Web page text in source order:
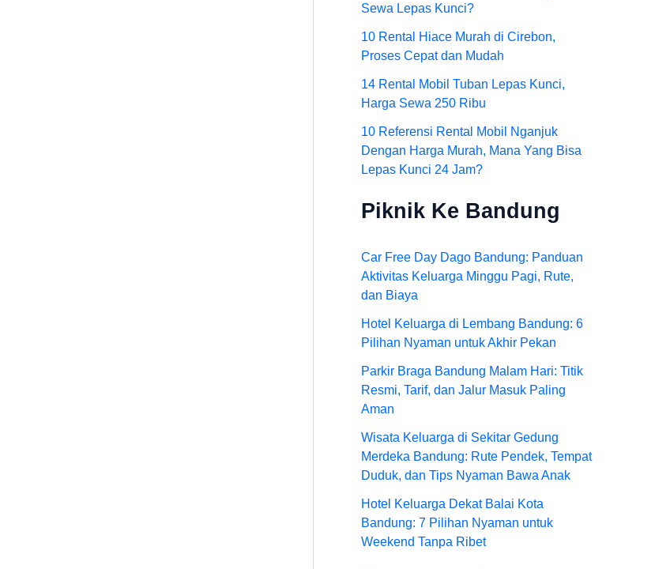
Sewa Lepas Kunci?
10 Rental Hiace Murah di Cirebon,
Proses Cepat dan Mudah
14 Rental Mobil Tuban Lepas Kunci,
Harga Sewa 250 Ribu
10 Referensi Rental Mobil Nganjuk
Dengan Harga Murah, Mana Yang Bisa
Lepas Kunci 24 Jam?
Piknik Ke Bandung
Car Free Day Dago Bandung: Panduan
Aktivitas Keluarga Minggu Pagi, Rute,
dan Biaya
Hotel Keluarga di Lembang Bandung: 6
Pilihan Nyaman untuk Akhir Pekan
Parkir Braga Bandung Malam Hari: Titik
Resmi, Tarif, dan Jalur Masuk Paling
Aman
Wisata Keluarga di Sekitar Gedung
Merdeka Bandung: Rute Pendek, Tempat
Duduk, dan Tips Nyaman Bawa Anak
Hotel Keluarga Dekat Balai Kota
Bandung: 7 Pilihan Nyaman untuk
Weekend Tanpa Ribet